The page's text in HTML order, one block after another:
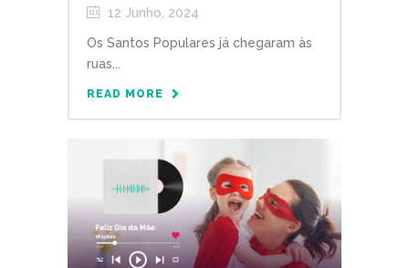
12 Junho, 2024
Os Santos Populares já chegaram às
ruas...
READ MORE